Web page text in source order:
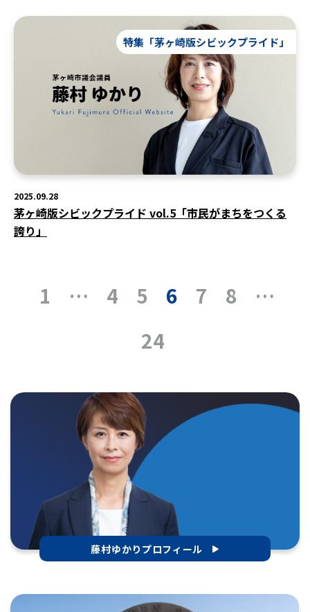
特集「茅ヶ崎版シビックプライド」
2025.09.28
茅ヶ崎版シビックプライド vol.5「市民がまちをつくる
誇り」
1 … 4 5 6 7 8
…
24
藤村ゆかりプロフィール